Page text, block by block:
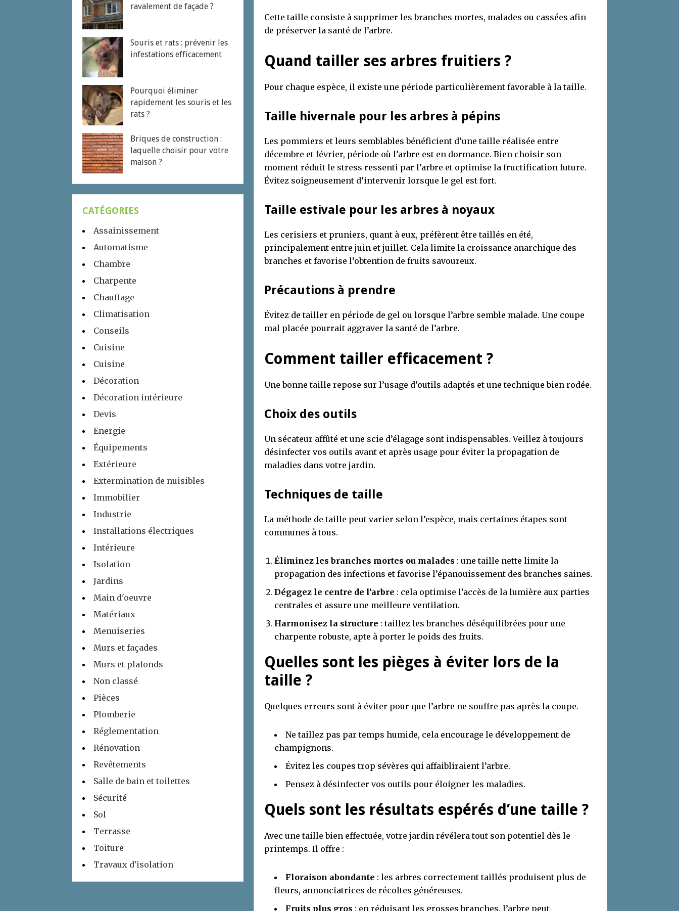
Cette taille consiste à supprimer les branches mortes, malades ou cassées afin
de préserver la santé de l’arbre.
Quand tailler ses arbres fruitiers ?
Pour chaque espèce, il existe une période particulièrement favorable à la taille.
Taille hivernale pour les arbres à pépins
Les pommiers et leurs semblables bénéficient d’une taille réalisée entre
décembre et février, période où l’arbre est en dormance. Bien choisir son
moment réduit le stress ressenti par l’arbre et optimise la fructification future.
Évitez soigneusement d’intervenir lorsque le gel est fort.
Taille estivale pour les arbres à noyaux
Les cerisiers et pruniers, quant à eux, préfèrent être taillés en été,
principalement entre juin et juillet. Cela limite la croissance anarchique des
branches et favorise l’obtention de fruits savoureux.
Précautions à prendre
Évitez de tailler en période de gel ou lorsque l’arbre semble malade. Une coupe
mal placée pourrait aggraver la santé de l’arbre.
Comment tailler efficacement ?
Une bonne taille repose sur l’usage d’outils adaptés et une technique bien rodée.
Choix des outils
Un sécateur affûté et une scie d’élagage sont indispensables. Veillez à toujours
désinfecter vos outils avant et après usage pour éviter la propagation de
maladies dans votre jardin.
Techniques de taille
La méthode de taille peut varier selon l’espèce, mais certaines étapes sont
communes à tous.
Éliminez les branches mortes ou malades : une taille nette limite la
propagation des infections et favorise l’épanouissement des branches saines.
Dégagez le centre de l’arbre : cela optimise l’accès de la lumière aux parties
centrales et assure une meilleure ventilation.
Harmonisez la structure : taillez les branches déséquilibrées pour une
charpente robuste, apte à porter le poids des fruits.
Quelles sont les pièges à éviter lors de la
taille ?
Quelques erreurs sont à éviter pour que l’arbre ne souffre pas après la coupe.
Ne taillez pas par temps humide, cela encourage le développement de
champignons.
Évitez les coupes trop sévères qui affaibliraient l’arbre.
Pensez à désinfecter vos outils pour éloigner les maladies.
Quels sont les résultats espérés d’une taille ?
Avec une taille bien effectuée, votre jardin révélera tout son potentiel dès le
printemps. Il offre :
Floraison abondante : les arbres correctement taillés produisent plus de
fleurs, annonciatrices de récoltes généreuses.
Fruits plus gros : en réduisant les grosses branches, l’arbre peut
ravalement de façade ?
Souris et rats : prévenir les
infestations efficacement
Pourquoi éliminer
rapidement les souris et les
rats ?
Briques de construction :
laquelle choisir pour votre
maison ?
CATÉGORIES
Assainissement
Automatisme
Chambre
Charpente
Chauffage
Climatisation
Conseils
Cuisine
Cuisine
Décoration
Décoration intérieure
Devis
Energie
Équipements
Extérieure
Extermination de nuisibles
Immobilier
Industrie
Installations électriques
Intérieure
Isolation
Jardins
Main d'oeuvre
Matériaux
Menuiseries
Murs et façades
Murs et plafonds
Non classé
Pièces
Plomberie
Réglementation
Rénovation
Revêtements
Salle de bain et toilettes
Sécurité
Sol
Terrasse
Toiture
Travaux d'isolation